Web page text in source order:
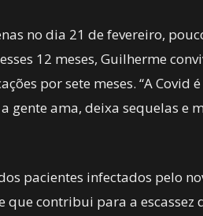
no dia 21 de fevereiro,
12 meses, Guilherme
por sete meses. “A Covid
gente ama, deixa sequelas e
pacientes infectados pelo
que contribui para a escassez